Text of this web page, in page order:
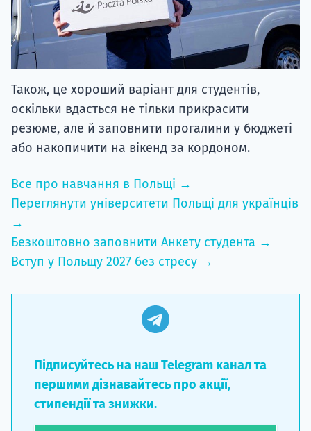
Також, це хороший варіант для студентів,
оскільки вдасться не тільки прикрасити
резюме, але й заповнити прогалини у бюджеті
або накопичити на вікенд за кордоном.
Все про навчання в Польщі →
Переглянути університети Польщі для українців
→
Безкоштовно заповнити Анкету студента →
Вступ у Польщу 2027 без стресу →
Підписуйтесь на наш Telegram канал та
першими дізнавайтесь про акції,
стипендії та знижки.